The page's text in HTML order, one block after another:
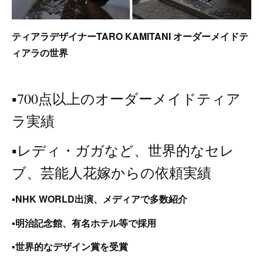
ティアラデザイナーTARO KAMITANI オーダーメイドテ
ィアラの世界
▪️700点以上のオーダーメイドティア
ラ実績
▪️レディ・ガガなど、世界的なセレ
ブ、芸能人花嫁からの依頼実績
▪️NHK WORLD出演、メディアで多数紹介
▪️明治記念館、有名ホテル等で採用
▪️世界的なデザイン賞を受賞